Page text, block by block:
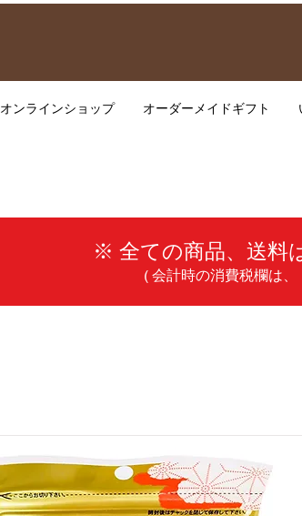
オンラインショップ オーダーメイドギフト
※ 全ての商品、送料
( 会計時の消費税欄は